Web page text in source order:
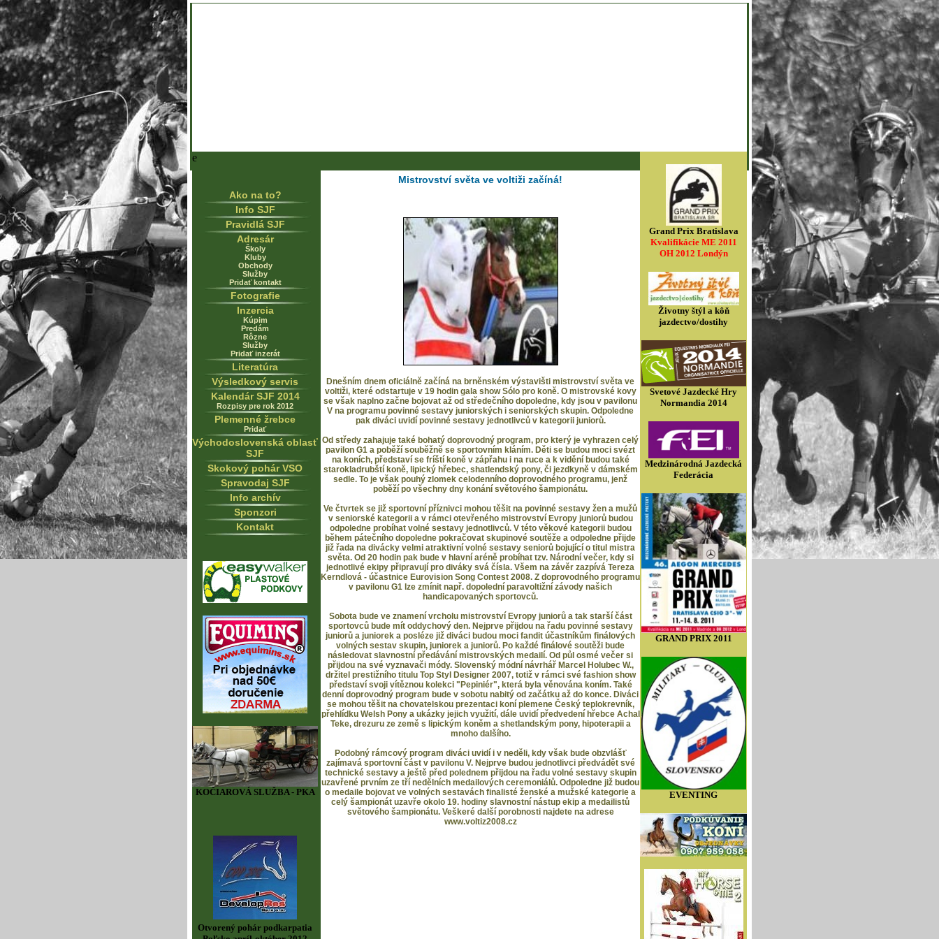
e
Ako na to?
Info SJF
Pravidlá SJF
Adresár
Školy
Kluby
Obchody
Služby
Pridať kontakt
Fotografie
Inzercia
Kúpim
Predám
Rôzne
Služby
Pridať inzerát
Literatúra
Výsledkový servis
Kalendár SJF 2014
Rozpisy pre rok 2012
Plemenné žrebce
Pridať
Východoslovenská oblasť
SJF
Skokový pohár VSO
Spravodaj SJF
Info archív
Sponzori
Kontakt
KOČIAROVÁ SLUŽBA - PKA
Otvorený pohár podkarpatia
Mistrovství světa ve voltiži začíná!
Dnešním dnem oficiálně začíná na brněnském výstavišti mistrovství světa ve
voltiži, které odstartuje v 19 hodin gala show Sólo pro koně. O mistrovské kovy
se však naplno začne bojovat až od středečního dopoledne, kdy jsou v pavilonu
V na programu povinné sestavy juniorských i seniorských skupin. Odpoledne
pak diváci uvidí povinné sestavy jednotlivců v kategorii juniorů.
Od středy zahajuje také bohatý doprovodný program, pro který je vyhrazen celý
pavilon G1 a poběží souběžně se sportovním kláním. Děti se budou moci svézt
na koních, představí se fríští koně v zápřahu i na ruce a k vidění budou také
starokladrubští koně, lipický hřebec, shatlendský pony, či jezdkyně v dámském
sedle. To je však pouhý zlomek celodenního doprovodného programu, jenž
poběží po všechny dny konání světového šampionátu.
Ve čtvrtek se již sportovní příznivci mohou těšit na povinné sestavy žen a mužů
v seniorské kategorii a v rámci otevřeného mistrovství Evropy juniorů budou
odpoledne probíhat volné sestavy jednotlivců. V této věkové kategorii budou
během pátečního dopoledne pokračovat skupinové soutěže a odpoledne přijde
již řada na divácky velmi atraktivní volné sestavy seniorů bojující o titul mistra
světa. Od 20 hodin pak bude v hlavní aréně probíhat tzv. Národní večer, kdy si
jednotlivé ekipy připravují pro diváky svá čísla. Všem na závěr zazpívá Tereza
Kerndlová - účastnice Eurovision Song Contest 2008. Z doprovodného programu
v pavilonu G1 lze zmínit např. dopolední paravoltižní závody našich
handicapovaných sportovců.
Sobota bude ve znamení vrcholu mistrovství Evropy juniorů a tak starší část
sportovců bude mít oddychový den. Nejprve přijdou na řadu povinné sestavy
juniorů a juniorek a posléze již diváci budou moci fandit účastníkům finálových
volných sestav skupin, juniorek a juniorů. Po každé finálové soutěži bude
následovat slavnostní předávání mistrovských medailí. Od půl osmé večer si
přijdou na své vyznavači módy. Slovenský módní návrhář Marcel Holubec W.,
držitel prestižního titulu Top Styl Designer 2007, totiž v rámci své fashion show
představí svoji vítěznou kolekci "Pepiniér", která byla věnována koním. Také
denní doprovodný program bude v sobotu nabitý od začátku až do konce. Diváci
se mohou těšit na chovatelskou prezentaci koní plemene Český teplokrevník,
přehlídku Welsh Pony a ukázky jejich využití, dále uvidí předvedení hřebce Achal
Teke, drezuru ze země s lipickým koněm a shetlandským pony, hipoterapii a
mnoho dalšího.
Podobný rámcový program diváci uvidí i v neděli, kdy však bude obzvlášť
zajímavá sportovní část v pavilonu V. Nejprve budou jednotlivci předvádět své
technické sestavy a ještě před polednem přijdou na řadu volné sestavy skupin
uzavřené prvním ze tří nedělních medailových ceremoniálů. Odpoledne již budou
o medaile bojovat ve volných sestavách finalisté ženské a mužské kategorie a
celý šampionát uzavře okolo 19. hodiny slavnostní nástup ekip a medailistů
světového šampionátu. Veškeré další porobnosti najdete na adrese
www.voltiz2008.cz
Grand Prix Bratislava
Kvalifikácie ME 2011
OH 2012 Londýn
Životny štýl a kôň
jazdectvo/dostihy
Svetové Jazdecké Hry
Normandia 2014
Medzinárodná Jazdecká
Federácia
GRAND PRIX 2011
EVENTING